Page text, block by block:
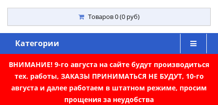
Товаров 0 (0 руб)
Категории
ВНИМАНИЕ! 9-го августа на сайте будут производиться
тех. работы, ЗАКАЗЫ ПРИНИМАТЬСЯ НЕ БУДУТ, 10-го
августа и далее работаем в штатном режиме, просим
прощения за неудобства